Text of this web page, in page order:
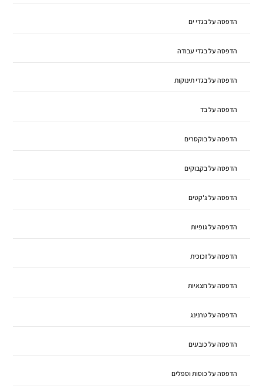
הדפסה על בגדי ים
הדפסה על בגדי עבודה
הדפסה על בגדי תינוקות
הדפסה על בד
הדפסה על בוקסרים
הדפסה על בקבוקים
הדפסה על ג'קטים
הדפסה על גופיות
הדפסה על זכוכית
הדפסה על חצאיות
הדפסה על טרנינג
הדפסה על כובעים
הדפסה על כוסות וספלים